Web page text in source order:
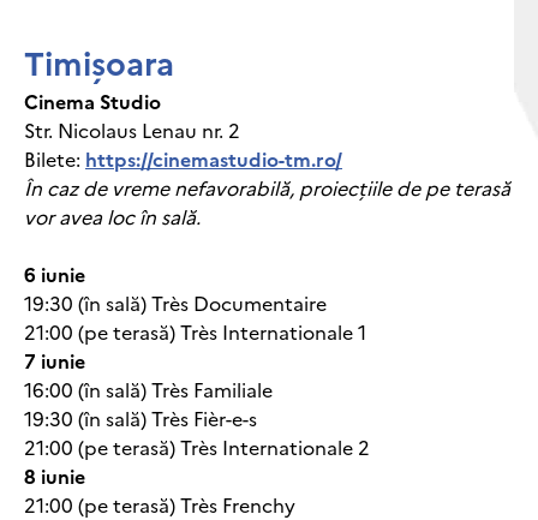
Timișoara
Cinema Studio
Str. Nicolaus Lenau nr. 2
Bilete: https://cinemastudio-tm.ro/
În caz de vreme nefavorabilă, proiecțiile de pe terasă
vor avea loc în sală.
6 iunie
19:30 (în sală) Très Documentaire
21:00 (pe terasă) Très Internationale 1
7 iunie
16:00 (în sală) Très Familiale
19:30 (în sală) Très Fièr-e-s
21:00 (pe terasă) Très Internationale 2
8 iunie
21:00 (pe terasă) Très Frenchy